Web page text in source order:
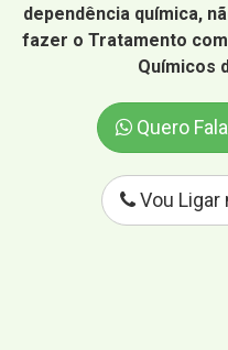
dependência química,
fazer o Tratamento
Químicos
Quero
Vou Ligar